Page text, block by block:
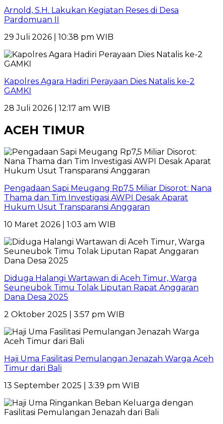
Arnold, S.H. Lakukan Kegiatan Reses di Desa
Pardomuan II
29 Juli 2026 | 10:38 pm WIB
Kapolres Agara Hadiri Perayaan Dies Natalis ke-2
GAMKI
28 Juli 2026 | 12:17 am WIB
ACEH TIMUR
Pengadaan Sapi Meugang Rp7,5 Miliar Disorot: Nana
Thama dan Tim Investigasi AWPI Desak Aparat
Hukum Usut Transparansi Anggaran
10 Maret 2026 | 1:03 am WIB
Diduga Halangi Wartawan di Aceh Timur, Warga
Seuneubok Timu Tolak Liputan Rapat Anggaran
Dana Desa 2025
2 Oktober 2025 | 3:57 pm WIB
Haji Uma Fasilitasi Pemulangan Jenazah Warga Aceh
Timur dari Bali
13 September 2025 | 3:39 pm WIB